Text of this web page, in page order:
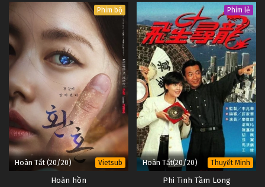
Phim bộ
Hoàn Tất (20/20) Vietsub
Hoàn hồn
Phim lẻ
Hoàn Tất(20/20) Thuyết Minh
Phi Tinh Tầm Long